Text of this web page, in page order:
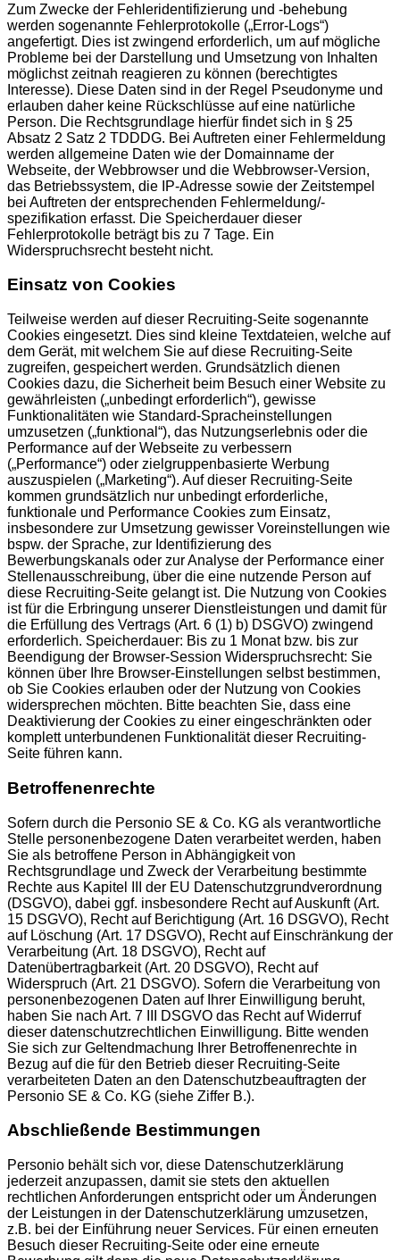
Zum Zwecke der Fehleridentifizierung und -behebung
werden sogenannte Fehlerprotokolle („Error-Logs“)
angefertigt. Dies ist zwingend erforderlich, um auf mögliche
Probleme bei der Darstellung und Umsetzung von Inhalten
möglichst zeitnah reagieren zu können (berechtigtes
Interesse). Diese Daten sind in der Regel Pseudonyme und
erlauben daher keine Rückschlüsse auf eine natürliche
Person. Die Rechtsgrundlage hierfür findet sich in § 25
Absatz 2 Satz 2 TDDDG. Bei Auftreten einer Fehlermeldung
werden allgemeine Daten wie der Domainname der
Webseite, der Webbrowser und die Webbrowser-Version,
das Betriebssystem, die IP-Adresse sowie der Zeitstempel
bei Auftreten der entsprechenden Fehlermeldung/-
spezifikation erfasst. Die Speicherdauer dieser
Fehlerprotokolle beträgt bis zu 7 Tage. Ein
Widerspruchsrecht besteht nicht.
Einsatz von Cookies
Teilweise werden auf dieser Recruiting-Seite sogenannte
Cookies eingesetzt. Dies sind kleine Textdateien, welche auf
dem Gerät, mit welchem Sie auf diese Recruiting-Seite
zugreifen, gespeichert werden. Grundsätzlich dienen
Cookies dazu, die Sicherheit beim Besuch einer Website zu
gewährleisten („unbedingt erforderlich“), gewisse
Funktionalitäten wie Standard-Spracheinstellungen
umzusetzen („funktional“), das Nutzungserlebnis oder die
Performance auf der Webseite zu verbessern
(„Performance“) oder zielgruppenbasierte Werbung
auszuspielen („Marketing“). Auf dieser Recruiting-Seite
kommen grundsätzlich nur unbedingt erforderliche,
funktionale und Performance Cookies zum Einsatz,
insbesondere zur Umsetzung gewisser Voreinstellungen wie
bspw. der Sprache, zur Identifizierung des
Bewerbungskanals oder zur Analyse der Performance einer
Stellenausschreibung, über die eine nutzende Person auf
diese Recruiting-Seite gelangt ist. Die Nutzung von Cookies
ist für die Erbringung unserer Dienstleistungen und damit für
die Erfüllung des Vertrags (Art. 6 (1) b) DSGVO) zwingend
erforderlich. Speicherdauer: Bis zu 1 Monat bzw. bis zur
Beendigung der Browser-Session Widerspruchsrecht: Sie
können über Ihre Browser-Einstellungen selbst bestimmen,
ob Sie Cookies erlauben oder der Nutzung von Cookies
widersprechen möchten. Bitte beachten Sie, dass eine
Deaktivierung der Cookies zu einer eingeschränkten oder
komplett unterbundenen Funktionalität dieser Recruiting-
Seite führen kann.
Betroffenenrechte
Sofern durch die Personio SE & Co. KG als verantwortliche
Stelle personenbezogene Daten verarbeitet werden, haben
Sie als betroffene Person in Abhängigkeit von
Rechtsgrundlage und Zweck der Verarbeitung bestimmte
Rechte aus Kapitel III der EU Datenschutzgrundverordnung
(DSGVO), dabei ggf. insbesondere Recht auf Auskunft (Art.
15 DSGVO), Recht auf Berichtigung (Art. 16 DSGVO), Recht
auf Löschung (Art. 17 DSGVO), Recht auf Einschränkung der
Verarbeitung (Art. 18 DSGVO), Recht auf
Datenübertragbarkeit (Art. 20 DSGVO), Recht auf
Widerspruch (Art. 21 DSGVO). Sofern die Verarbeitung von
personenbezogenen Daten auf Ihrer Einwilligung beruht,
haben Sie nach Art. 7 III DSGVO das Recht auf Widerruf
dieser datenschutzrechtlichen Einwilligung. Bitte wenden
Sie sich zur Geltendmachung Ihrer Betroffenenrechte in
Bezug auf die für den Betrieb dieser Recruiting-Seite
verarbeiteten Daten an den Datenschutzbeauftragten der
Personio SE & Co. KG (siehe Ziffer B.).
Abschließende Bestimmungen
Personio behält sich vor, diese Datenschutzerklärung
jederzeit anzupassen, damit sie stets den aktuellen
rechtlichen Anforderungen entspricht oder um Änderungen
der Leistungen in der Datenschutzerklärung umzusetzen,
z.B. bei der Einführung neuer Services. Für einen erneuten
Besuch dieser Recruiting-Seite oder eine erneute